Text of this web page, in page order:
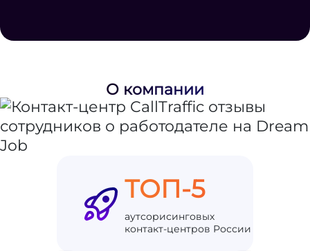
О компании
ТОП-5
аутсорисинговых
контакт-центров России